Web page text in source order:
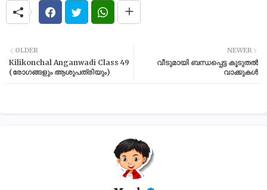
NEWER
വീടുമായി ബന്ധപ്പെട്ട കൂടുതൽ
വാക്കുകൾ
OLDER
Kilikonchal Anganwadi Class 49
(രോഗങ്ങളും ആശുപത്രിയും)